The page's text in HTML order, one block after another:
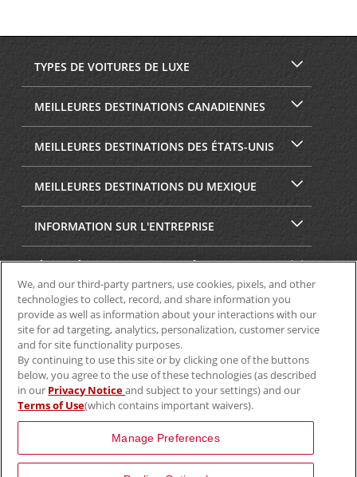
TYPES DE VOITURES DE LUXE
MEILLEURES DESTINATIONS CANADIENNES
MEILLEURES DESTINATIONS DES ÉTATS-UNIS
MEILLEURES DESTINATIONS DU MEXIQUE
INFORMATION SUR L'ENTREPRISE
SÉCURITÉ ET CONFIDENTIALITÉ
We, and our third-party partners, use cookies, pixels, and other
technologies to collect, record, and share information you
provide as well as information about your interactions with our
site for ad targeting, analytics, personalization, customer service
and for site functionality purposes.
By continuing to use this site or by clicking one of the buttons
below, you agree to the use of these technologies (as described
in our Privacy Noticeand subject to your settings) and our
Terms of Use(which contains important waivers).
Manage Preferences